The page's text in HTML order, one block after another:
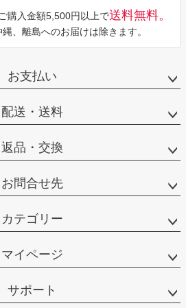
購入金額5,500円以上で送料無料。
、離島へのお届けは除きます。
お支払い
配送・送料
返品・交換
お問合せ先
カテゴリー
マイページ
サポート